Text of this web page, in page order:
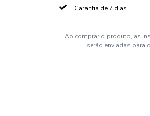
Garantia de 7 dias
Ao comprar o produto, as
serão enviadas para